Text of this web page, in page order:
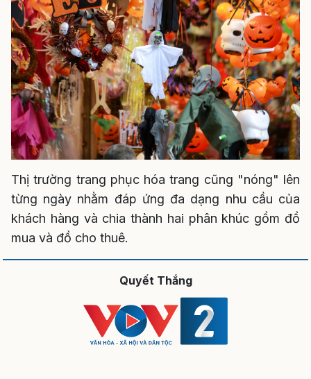
Thị trường trang phục hóa trang cũng "nóng" lên
từng ngày nhằm đáp ứng đa dạng nhu cầu của
khách hàng và chia thành hai phân khúc gồm đồ
mua và đồ cho thuê.
Quyết Thắng